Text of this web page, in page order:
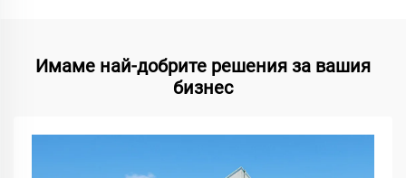
Имаме най-добрите решения за вашия
бизнес